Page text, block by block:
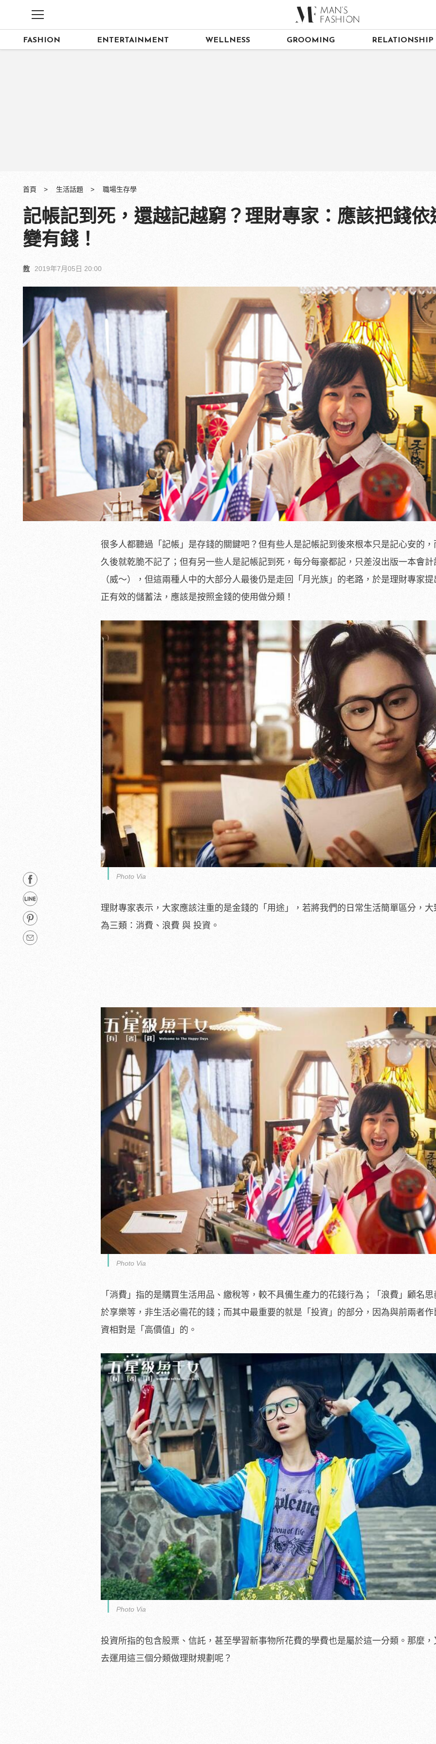
FASHION ENTERTAINMENT WELLNESS GROOMING RELATIONSHIP
首頁 生活話題 職場生存學
記帳記到死，還越記越窮？理財專家：應該把錢
變有錢！
教 2019年7月05日 20:00
很多人都聽過「記帳」是存錢的關鍵吧？但有些人是記帳記到後來根本只是記心安的，
久後就乾脆不記了；但有另一些人是記帳記到死，每分每豪都記，只差沒出版一本會計
（威～），但這兩種人中的大部分人最後仍是走回「月光族」的老路，於是理財專家
正有效的儲蓄法，應該是按照金錢的使用做分類！
Photo Via
理財專家表示，大家應該注重的是金錢的「用途」，若將我們的日常生活簡單區分，大
為三類：消費、浪費 與 投資。
Photo Via
「消費」指的是購買生活用品、繳稅等，較不具備生產力的花錢行為；「浪費」顧名
於享樂等，非生活必需花的錢；而其中最重要的就是「投資」的部分，因為與前兩者作
資相對是「高價值」的。
Photo Via
投資所指的包含股票、信託，甚至學習新事物所花費的學費也是屬於這一分類。那麼，
去運用這三個分類做理財規劃呢？